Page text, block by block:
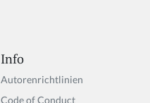
Info
Autorenrichtlinien
Code of Conduct